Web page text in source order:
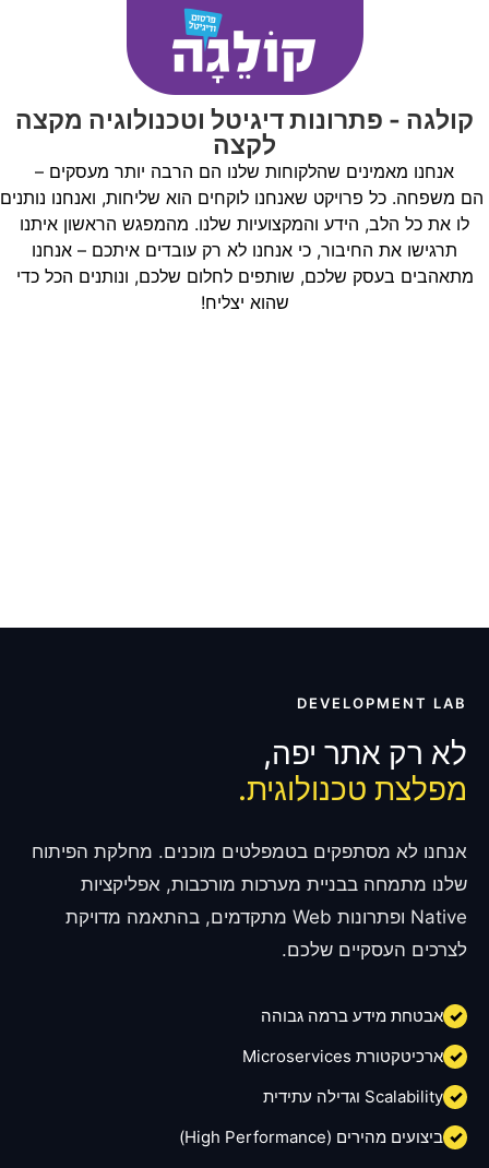
קולגה - פתרונות דיגיטל וטכנולוגיה מקצה
לקצה
אנחנו מאמינים שהלקוחות שלנו הם הרבה יותר מעסקים –
הם משפחה. כל פרויקט שאנחנו לוקחים הוא שליחות, ואנחנו נותנים
לו את כל הלב, הידע והמקצועיות שלנו. מהמפגש הראשון איתנו
תרגישו את החיבור, כי אנחנו לא רק עובדים איתכם – אנחנו
מתאהבים בעסק שלכם, שותפים לחלום שלכם, ונותנים הכל כדי
שהוא יצליח!
DEVELOPMENT LAB
לא רק אתר יפה,
מפלצת טכנולוגית.
אנחנו לא מסתפקים בטמפלטים מוכנים. מחלקת הפיתוח
שלנו מתמחה בבניית מערכות מורכבות, אפליקציות
Native ופתרונות Web מתקדמים, בהתאמה מדויקת
לצרכים העסקיים שלכם.
✓ אבטחת מידע ברמה גבוהה
✓ ארכיטקטורת Microservices
✓ Scalability וגדילה עתידית
✓ ביצועים מהירים (High Performance)